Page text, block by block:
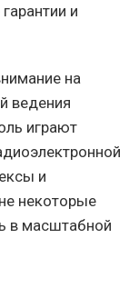
и
на
ведения
играют
и
некоторые
в масштабной